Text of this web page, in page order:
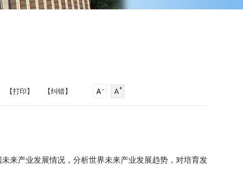
【打印】 【纠错】
来产业发展情况，分析世界未来产业发展趋势，对培育发